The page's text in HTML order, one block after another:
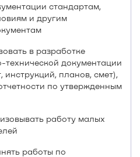
стандартам,
и другим
в разработке
технической документации
инструкций, планов, смет),
по утвержденным
работу малых
работы по